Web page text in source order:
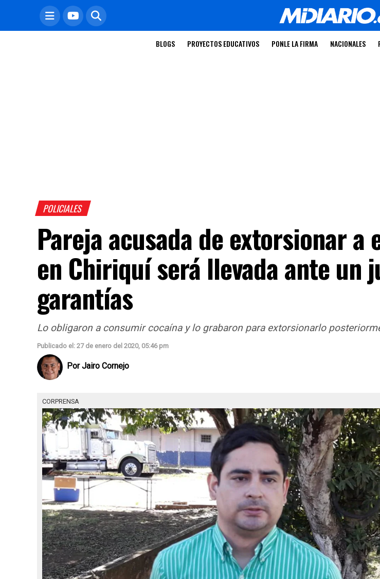
BLOGS PROYECTOS EDUCATIVOS PONLE LA FIRMA NACIONALES
POLICIALES
Pareja acusada de extorsionar a
en Chiriquí será llevada ante un
garantías
Lo obligaron a consumir cocaína y lo grabaron para extorsionarlo
Publicado el: 27 de enero del 2020, 05:46 pm
PorJairo Cornejo
CORPRENSA